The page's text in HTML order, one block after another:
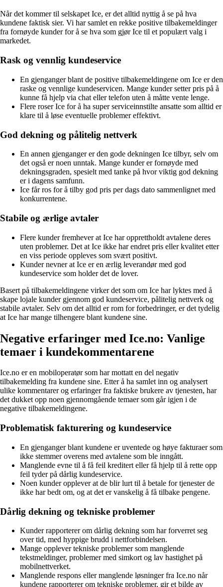
Når det kommer til selskapet Ice, er det alltid nyttig å se på hva
kundene faktisk sier. Vi har samlet en rekke positive tilbakemeldinger
fra fornøyde kunder for å se hva som gjør Ice til et populært valg i
markedet.
Rask og vennlig kundeservice
En gjenganger blant de positive tilbakemeldingene om Ice er den
raske og vennlige kundeservicen. Mange kunder setter pris på å
kunne få hjelp via chat eller telefon uten å måtte vente lenge.
Flere roser Ice for å ha super serviceinnstilte ansatte som alltid er
klare til å løse eventuelle problemer effektivt.
God dekning og pålitelig nettverk
En annen gjenganger er den gode dekningen Ice tilbyr, selv om
det også er noen unntak. Mange kunder er fornøyde med
dekningsgraden, spesielt med tanke på hvor viktig god dekning
er i dagens samfunn.
Ice får ros for å tilby god pris per dags dato sammenlignet med
konkurrentene.
Stabile og ærlige avtaler
Flere kunder fremhever at Ice har opprettholdt avtalene deres
uten problemer. Det at Ice ikke har endret pris eller kvalitet etter
en viss periode oppleves som svært positivt.
Kunder nevner at Ice er en ærlig leverandør med god
kundeservice som holder det de lover.
Basert på tilbakemeldingene virker det som om Ice har lyktes med å
skape lojale kunder gjennom god kundeservice, pålitelig nettverk og
stabile avtaler. Selv om det alltid er rom for forbedringer, er det tydelig
at Ice har mange tilhengere blant kundene sine.
Negative erfaringer med Ice.no: Vanlige
temaer i kundekommentarene
Ice.no er en mobiloperatør som har mottatt en del negativ
tilbakemelding fra kundene sine. Etter å ha samlet inn og analysert
ulike kommentarer og erfaringer fra faktiske brukere av tjenesten, har
det dukket opp noen gjennomgående temaer som går igjen i de
negative tilbakemeldingene.
Problematisk fakturering og kundeservice
En gjenganger blant kundene er uventede og høye fakturaer som
ikke stemmer overens med avtalene som ble inngått.
Manglende evne til å få feil kreditert eller få hjelp til å rette opp
feil tyder på dårlig kundeservice.
Noen kunder opplever at de blir lurt til å betale for tjenester de
ikke har bedt om, og at det er vanskelig å få tilbake pengene.
Dårlig dekning og tekniske problemer
Kunder rapporterer om dårlig dekning som har forverret seg
over tid, med hyppige brudd i nettforbindelsen.
Mange opplever tekniske problemer som manglende
tekstmeldinger, problemer med simkort og lav hastighet på
mobilnettverket.
Manglende respons eller manglende løsninger fra Ice.no når
kundene rapporterer om tekniske problemer, gir et bilde av